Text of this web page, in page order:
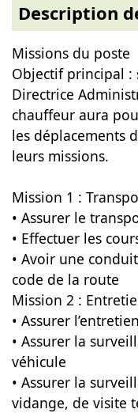
Description
Missions du poste
Objectif principal :
Directrice
chauffeur aura
les déplacements
leurs missions.
Mission 1 :
• Assurer le
• Effectuer les
• Avoir une
code de la route
Mission 2 :
• Assurer
• Assurer la
véhicule
• Assurer la
vidange, de visite